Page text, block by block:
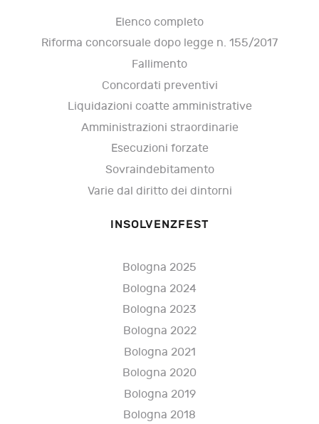
Elenco completo
Riforma concorsuale dopo legge n. 155/2017
Fallimento
Concordati preventivi
Liquidazioni coatte amministrative
Amministrazioni straordinarie
Esecuzioni forzate
Sovraindebitamento
Varie dal diritto dei dintorni
INSOLVENZFEST
Bologna 2025
Bologna 2024
Bologna 2023
Bologna 2022
Bologna 2021
Bologna 2020
Bologna 2019
Bologna 2018